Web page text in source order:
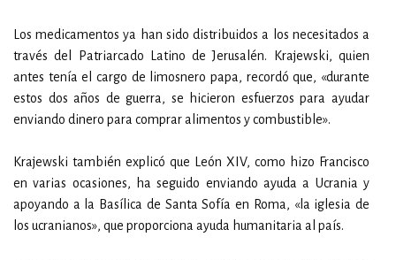
Los medicamentos ya han sido distribuidos a los necesitados a
través del Patriarcado Latino de Jerusalén. Krajewski, quien
antes tenía el cargo de limosnero papa, recordó que, «durante
estos dos años de guerra, se hicieron esfuerzos para ayudar
enviando dinero para comprar alimentos y combustible».
Krajewski también explicó que León XIV, como hizo Francisco
en varias ocasiones, ha seguido enviando ayuda a Ucrania y
apoyando a la Basílica de Santa Sofía en Roma, «la iglesia de
los ucranianos», que proporciona ayuda humanitaria al país.